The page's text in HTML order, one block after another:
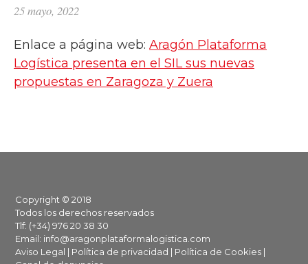
25 mayo, 2022
Enlace a página web: Aragón Plataforma
Logística presenta en el SIL sus nuevas
propuestas en Zaragoza y Zuera
Footer
Copyright © 2018
Todos los derechos reservados
Tlf: (+34) 976 20 38 30
Email: info@aragonplataformalogistica.com
Aviso Legal | Política de privacidad | Política de Cookies |